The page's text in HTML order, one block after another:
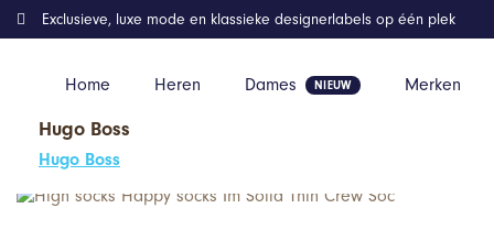
Home Heren Dames Merken
Exclusieve, luxe mode en klassieke designerlabels op één plek
Hugo Boss
Hugo Boss
Home Kleding